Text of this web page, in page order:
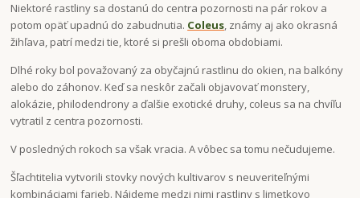
Niektoré rastliny sa dostanú do centra pozornosti na pár rokov a
potom opäť upadnú do zabudnutia. Coleus, známy aj ako okrasná
žihľava, patrí medzi tie, ktoré si prešli oboma obdobiami.
Dlhé roky bol považovaný za obyčajnú rastlinu do okien, na balkóny
alebo do záhonov. Keď sa neskôr začali objavovať monstery,
alokázie, philodendrony a ďalšie exotické druhy, coleus sa na chvíľu
vytratil z centra pozornosti.
V posledných rokoch sa však vracia. A vôbec sa tomu nečudujeme.
Šľachtitelia vytvorili stovky nových kultivarov s neuveriteľnými
kombináciami farieb. Nájdeme medzi nimi rastliny s limetkovo